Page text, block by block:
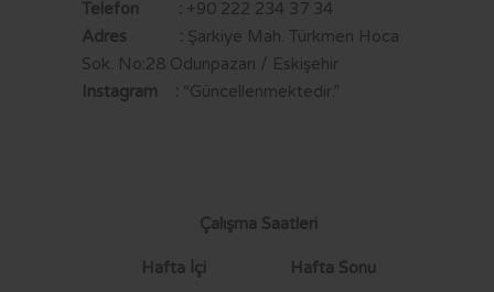
Telefon : +90 222 234 37 34
Adres : Şarkiye Mah. Türkmen Hoca
Sok. No:28 Odunpazarı / Eskişehir
Instagram : “Güncellenmektedir.”
Çalışma Saatleri
Hafta İçi Hafta Sonu